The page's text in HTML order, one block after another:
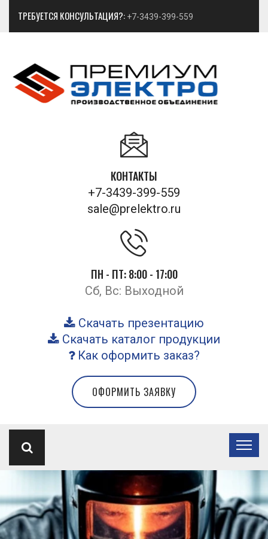
ТРЕБУЕТСЯ КОНСУЛЬТАЦИЯ?: +7-3439-399-559
КОНТАКТЫ
+7-3439-399-559
sale@prelektro.ru
ПН - ПТ: 8:00 - 17:00
Сб, Вс: Выходной
Скачать презентацию
Скачать каталог продукции
Как оформить заказ?
ОФОРМИТЬ ЗАЯВКУ